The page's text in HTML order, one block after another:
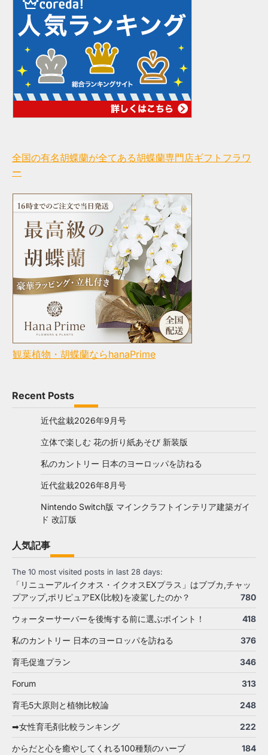
全国の有名胡蝶蘭が全てある胡蝶蘭専門店ギフトフラワ
ー
観葉植物・胡蝶蘭ならhanaPrime
Recent Posts
近代盆栽2026年9月号
立体で楽しむ 花の折り紙あそび 新装版
私のカントリー 日本のヨーロッパを訪ねる
近代盆栽2026年8月号
Nintendo Switch版 マインクラフトインテリア建築ガイ
ド 改訂版
人気記事
The 10 most visited posts in last 28 days:
「リニューアルイクオス・イクオスEXプラス」はブブカ,チャッ
プアップ,ポリピュアEX(比較)を凌駕したのか？
780
ウォーターサーバーを後悔する前に選ぶポイント！ 418
私のカントリー 日本のヨーロッパを訪ねる 376
育毛促進プラン 346
Forum 313
育毛5大原則と植物比較論 248
➡女性育毛剤比較ランキング 222
からだと心を癒やしてくれる100種類のハーブ 184